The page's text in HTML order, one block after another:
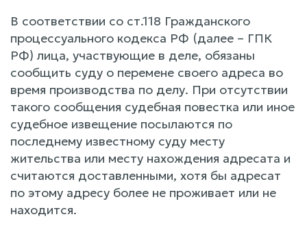
В соответствии со ст.118 Гражданского
процессуального кодекса РФ (далее – ГПК
РФ) лица, участвующие в деле, обязаны
сообщить суду о перемене своего адреса во
время производства по делу. При отсутствии
такого сообщения судебная повестка или иное
судебное извещение посылаются по
последнему известному суду месту
жительства или месту нахождения адресата и
считаются доставленными, хотя бы адресат
по этому адресу более не проживает или не
находится.